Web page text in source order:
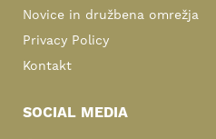
Novice in družbena omrežja
Privacy Policy
Kontakt
SOCIAL MEDIA